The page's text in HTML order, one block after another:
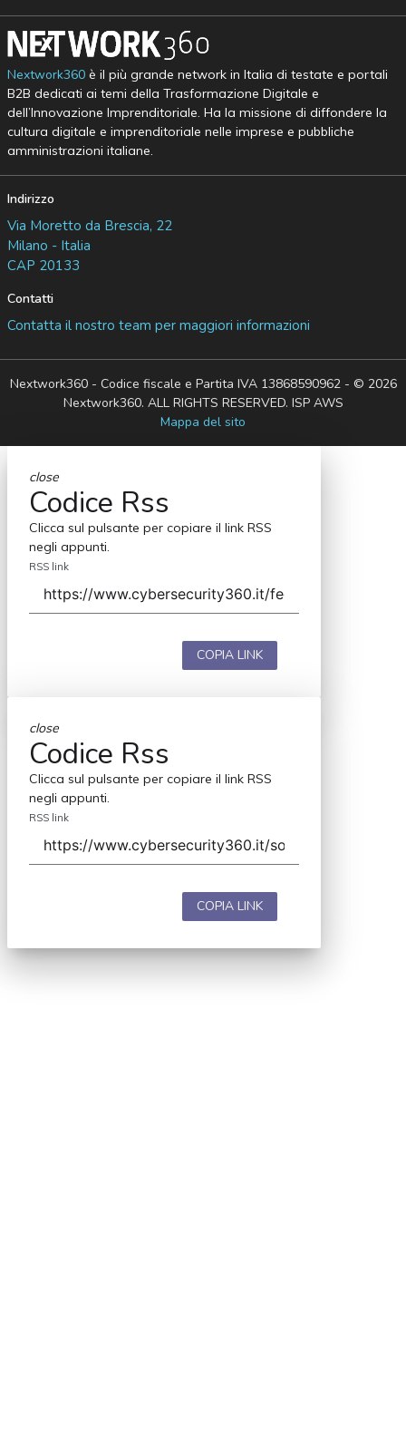
Nextwork360è il più grande network in Italia di testate e portali
B2B dedicati ai temi della Trasformazione Digitale e
dell’Innovazione Imprenditoriale. Ha la missione di diffondere la
cultura digitale e imprenditoriale nelle imprese e pubbliche
amministrazioni italiane.
Indirizzo
Via Moretto da Brescia, 22
Milano - Italia
CAP 20133
Contatti
Contatta il nostro team per maggiori informazioni
Nextwork360 - Codice fiscale e Partita IVA 13868590962 - © 2026
Nextwork360. ALL RIGHTS RESERVED. ISP AWS
Mappa del sito
close
Codice Rss
Clicca sul pulsante per copiare il link RSS
negli appunti.
RSS link
COPIA LINK
close
Codice Rss
Clicca sul pulsante per copiare il link RSS
negli appunti.
RSS link
COPIA LINK